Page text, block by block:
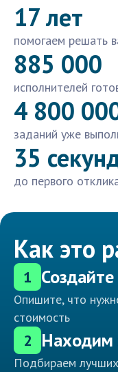
17 лет
помогаем решать
885 000
исполнителей
4 800
заданий уже
35
до первого
Как это
1
Опишите, что
стоимость
2 Находим
Подбираем